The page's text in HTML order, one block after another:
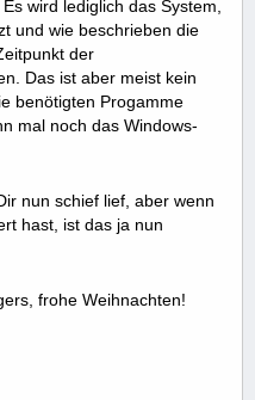
wird lediglich das System,
und wie beschrieben die
der
Das ist aber meist kein
benötigten Progamme
mal noch das Windows-
nun schief lief, aber wenn
hast, ist das ja nun
frohe Weihnachten!